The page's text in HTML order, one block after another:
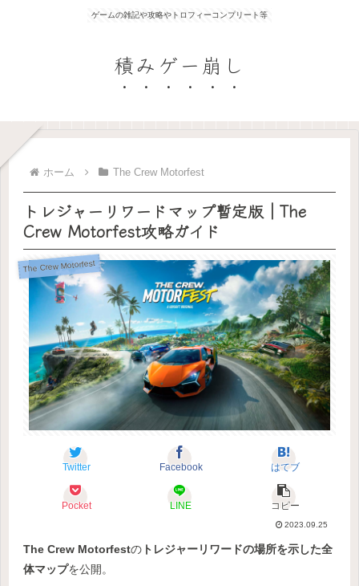
ゲームの雑記や攻略やトロフィーコンプリート等
積みゲー崩し
ホーム The Crew Motorfest
トレジャーリワードマップ暫定版｜The
Crew Motorfest攻略ガイド
The Crew Motorfest
Twitter Facebook はてブ
Pocket LINE コピー
2023.09.25
The Crew Motorfestの トレジャーリワードの場所を示した全
体マップを公開。